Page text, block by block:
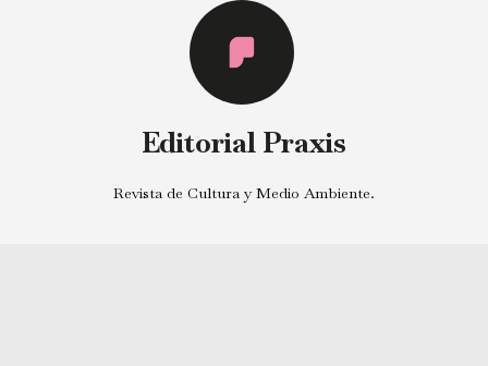
Editorial Praxis
Revista de Cultura y Medio Ambiente.